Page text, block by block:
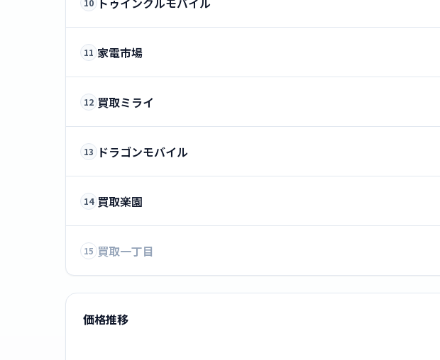
10
11 家電市場
12 買取ミライ
13 ドラゴンモバイル
14 買取楽園
15 買取一丁目
価格推移